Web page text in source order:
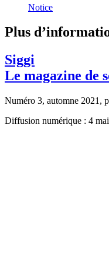
Notice
Plus
Siggi
Le magazine de
Numéro 3, automne 2021,
Diffusion numérique : 4